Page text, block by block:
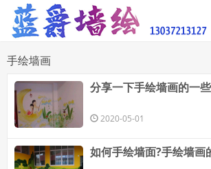
手绘墙画
分享一下手绘墙画的一
2020-05-01
如何手绘墙面?手绘墙画